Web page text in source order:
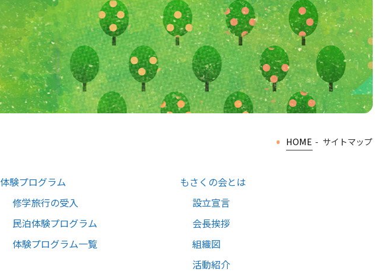
HOME - サイトマップ
体験プログラム
修学旅行の受入
民泊体験プログラム
体験プログラム一覧
もさくの会とは
設立宣言
会長挨拶
組織図
活動紹介